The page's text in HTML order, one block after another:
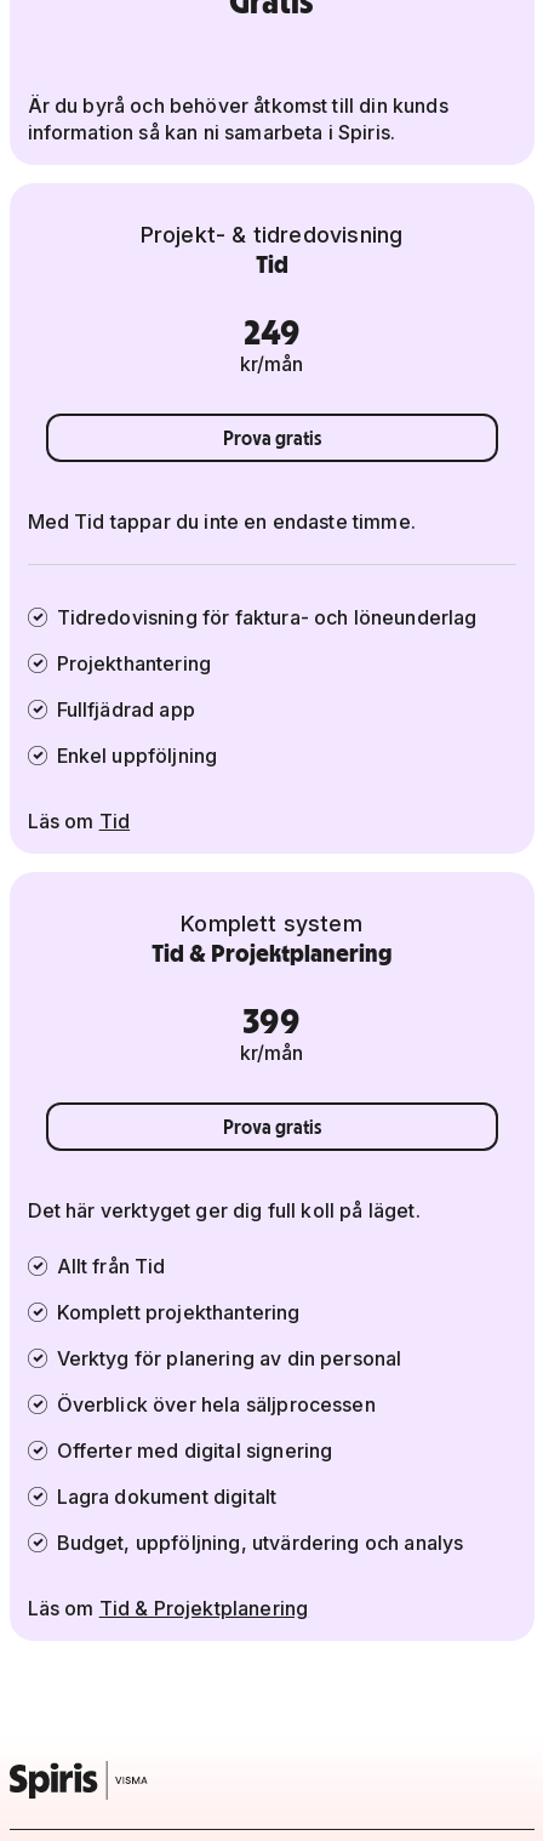
Är du byrå och behöver åtkomst till din kunds
information så kan ni samarbeta i Spiris.
Projekt- & tidredovisning
Tid
249
kr/mån
Prova gratis
Med Tid tappar du inte en endaste timme.
Tidredovisning för faktura- och löneunderlag
Projekthantering
Fullfjädrad app
Enkel uppföljning
Läs om Tid
Komplett system
Tid & Projektplanering
399
kr/mån
Prova gratis
Det här verktyget ger dig full koll på läget.
Allt från Tid
Komplett projekthantering
Verktyg för planering av din personal
Överblick över hela säljprocessen
Offerter med digital signering
Lagra dokument digitalt
Budget, uppföljning, utvärdering och analys
Läs om Tid & Projektplanering